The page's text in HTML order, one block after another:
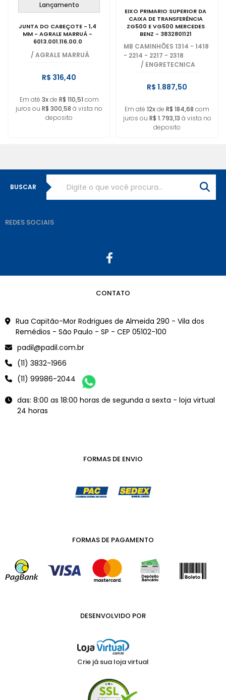
Lançamento
JUNTA DO CABEÇOTE - 1,4
MM - AGRALE MARRUÁ -
6013.001.116.00.0
/ AGRALE MARRUÁ
R$ 316,40
Em até 3xde R$ 110,51 com
juros ou R$ 300,58 à vista no
deposito
EIXO PRIMARIO SUPERIOR DA
CAIXA DE TRANSFERÊNCIA
ZG500 E VG500 MERCEDES
BENZ - 3832801121
MB CAMINHÕES 1314 - 1418
- 2214 - 2217 - 2318
/ ENGRETECNICA
R$ 1.887,50
Em até 12xde R$ 184,68 com
juros ou R$ 1.793,13 à vista no
deposito
BUSCAR
REDES SOCIAIS
CONTATO
Rua Capitão-Mor Rodrigues de Almeida 290 - Vila dos
Remédios - São Paulo - SP - CEP 05102-100
padil@padil.com.br
(11) 3832-1966
(11) 99986-2044
das: 8:00 as 18:00 horas de segunda a sexta - loja virtual
24 horas
FORMAS DE ENVIO
FORMAS DE PAGAMENTO
DESENVOLVIDO POR
Crie já sua loja virtual